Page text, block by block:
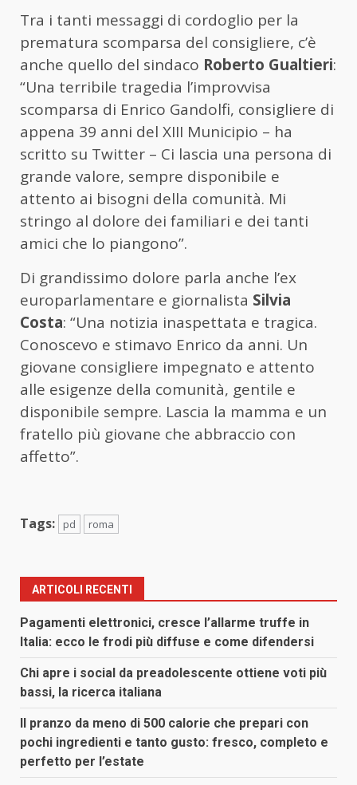
Tra i tanti messaggi di cordoglio per la
prematura scomparsa del consigliere, c’è
anche quello del sindaco Roberto Gualtieri:
“Una terribile tragedia l’improvvisa
scomparsa di Enrico Gandolfi, consigliere di
appena 39 anni del XIII Municipio – ha
scritto su Twitter – Ci lascia una persona di
grande valore, sempre disponibile e
attento ai bisogni della comunità. Mi
stringo al dolore dei familiari e dei tanti
amici che lo piangono”.
Di grandissimo dolore parla anche l’ex
europarlamentare e giornalista Silvia
Costa: “Una notizia inaspettata e tragica.
Conoscevo e stimavo Enrico da anni. Un
giovane consigliere impegnato e attento
alle esigenze della comunità, gentile e
disponibile sempre. Lascia la mamma e un
fratello più giovane che abbraccio con
affetto”.
Tags: pd roma
ARTICOLI RECENTI
Pagamenti elettronici, cresce l’allarme truffe in
Italia: ecco le frodi più diffuse e come difendersi
Chi apre i social da preadolescente ottiene voti più
bassi, la ricerca italiana
Il pranzo da meno di 500 calorie che prepari con
pochi ingredienti e tanto gusto: fresco, completo e
perfetto per l’estate